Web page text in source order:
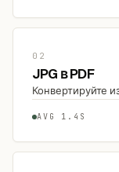
02
JPG в PDF
Конвертируйте
AVG 1.4S